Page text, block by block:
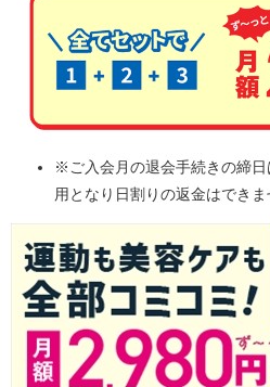
※ご入会月の退会手続きの締日
用となり日割りの返金はできま